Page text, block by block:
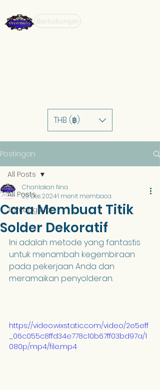
Berhubungan
THB (฿)
Postingan
All Posts
Tentang Alat
All Posts
Cara Membuat Titik
Solder Dekoratif
Chanlakan Nna
29 Des 20241 menit membaca
Ini adalah metode yang fantastis
untuk menambah kegembiraan
pada pekerjaan Anda dan
meramaikan penyolderan.
https://video.wixstatic.com/video/2e5eff
_06c055c8ffd34e778c10b67ff03bd97a/1
080p/mp4/file.mp4